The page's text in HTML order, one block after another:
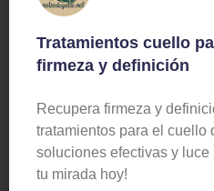
Tratamientos cuello
firmeza y definición
Recupera firmeza y
tratamientos para el cuello
soluciones efectivas y luce
tu mirada hoy!